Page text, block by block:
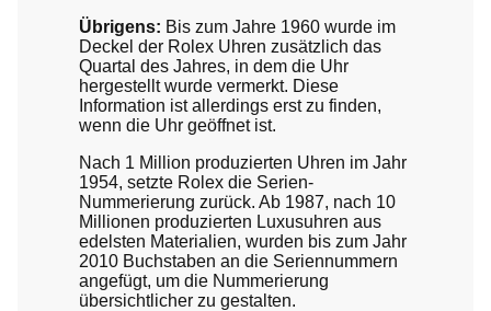
Übrigens: Bis zum Jahre 1960 wurde im
Deckel der Rolex Uhren zusätzlich das
Quartal des Jahres, in dem die Uhr
hergestellt wurde vermerkt. Diese
Information ist allerdings erst zu finden,
wenn die Uhr geöffnet ist.
Nach 1 Million produzierten Uhren im Jahr
1954, setzte Rolex die Serien-
Nummerierung zurück. Ab 1987, nach 10
Millionen produzierten Luxusuhren aus
edelsten Materialien, wurden bis zum Jahr
2010 Buchstaben an die Seriennummern
angefügt, um die Nummerierung
übersichtlicher zu gestalten.